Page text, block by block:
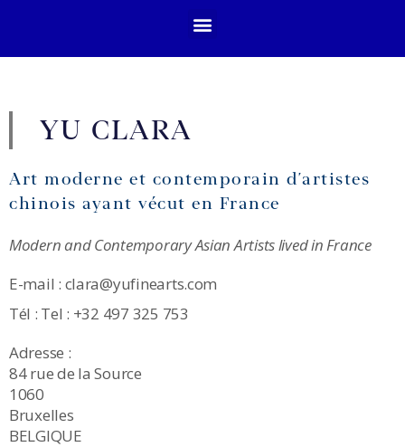
YU CLARA
Art moderne et contemporain d’artistes
chinois ayant vécut en France
Modern and Contemporary Asian Artists lived in France
E-mail : clara@yufinearts.com
Tél : Tel : +32 497 325 753
Adresse :
84 rue de la Source
1060
Bruxelles
BELGIQUE